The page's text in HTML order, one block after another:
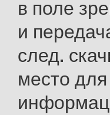
в поле
и
след.
место